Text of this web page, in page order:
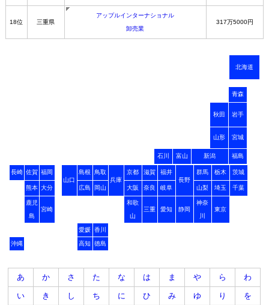
18位 三重県
アップルインターナショナル
卸売業
317万5000円
北海道
青森
秋田 岩手
山形 宮城
石川 富山 新潟 福島
長崎 佐賀 福岡
山口
島根
鳥取
兵庫
京都 滋賀
福井
長野
群馬 栃木 茨城
熊本 大分 広島 岡山 大阪 奈良 岐阜 山梨 埼玉 千葉
鹿児
島
宮崎
和歌
山
三重 愛知 静岡
神奈
川
東京
愛媛 香川
沖縄 高知 徳島
あ か さ た な は ま や ら わ
い き し ち に ひ み ゆ り を